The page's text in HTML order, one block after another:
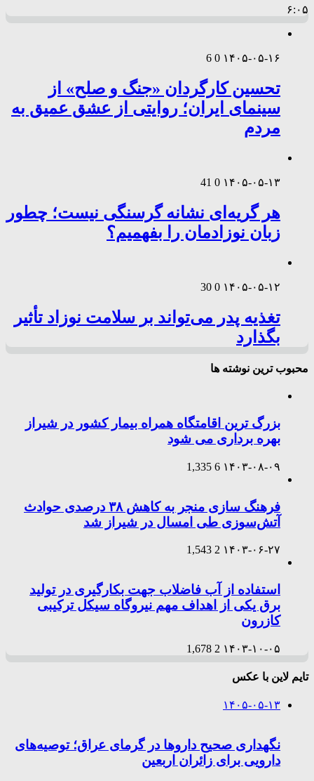
۶:۰۵
۱۴۰۵-۰۵-۱۶ 0
6
تحسین کارگردان «جنگ و صلح» از
سینمای ایران؛ روایتی از عشق عمیق به
مردم
۱۴۰۵-۰۵-۱۳ 0
41
هر گریه‌ای نشانه گرسنگی نیست؛ چطور
زبان نوزادمان را بفهمیم؟
۱۴۰۵-۰۵-۱۲ 0
30
تغذیه پدر می‌تواند بر سلامت نوزاد تأثیر
بگذارد
محبوب ترین نوشته ها
بزرگ ترین اقامتگاه همراه بیمار کشور در شیراز
بهره برداری می شود
۱۴۰۳-۰۸-۰۹ 6
1,335
فرهنگ سازی منجر به کاهش ۳۸ درصدی حوادث
آتش‌سوزی طی امسال در شیراز شد
۱۴۰۳-۰۶-۲۷ 2
1,543
استفاده از آب فاضلاب جهت بکارگیری در تولید
برق یکی از اهداف مهم نیروگاه سیکل ترکیبی
کازرون
۱۴۰۳-۱۰-۰۵ 2
1,678
تایم لاین با عکس
۱۴۰۵-۰۵-۱۳
نگهداری صحیح داروها در گرمای عراق؛ توصیه‌های
دارویی برای زائران اربعین